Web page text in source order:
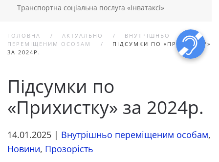
Транспортна соціальна послуга «Інватаксі»
ГОЛОВНА АКТУАЛЬНО
ВНУТРІШНЬО
ПЕРЕМІЩЕНИМ ОСОБАМ
ПІДСУМКИ ПО «ПРИХИСТКУ»
ЗА 2024Р.
Підсумки по
«Прихистку» за 2024р.
14.01.2025 | Внутрішньо переміщеним особам,
Новини, Прозорість